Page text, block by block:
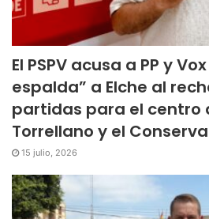
El PSPV acusa a PP y
espalda” a Elche al
partidas para el centro
Torrellano y el
15 julio, 2026